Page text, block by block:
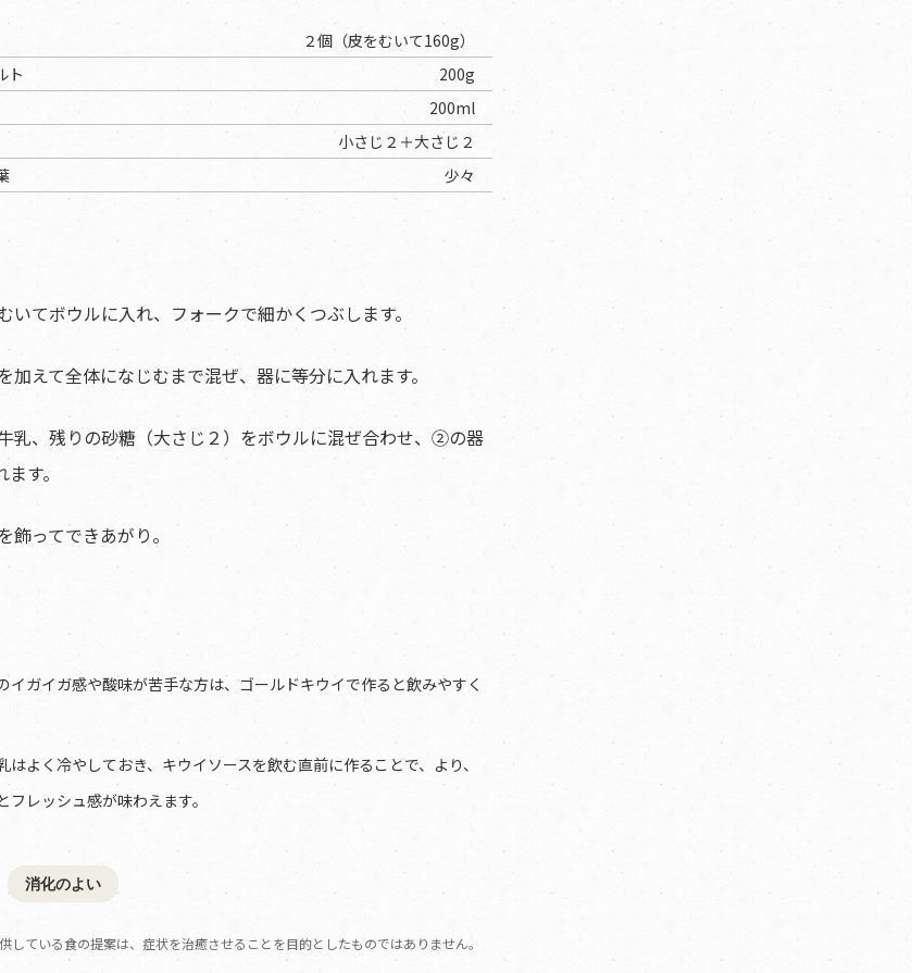
２個（皮をむいて160g）
ト
200g
200ml
小さじ２＋大さじ２
少々
てボウルに入れ、フォークで細かくつぶします。
えて全体になじむまで混ぜ、器に等分に入れます。
乳、残りの砂糖（大さじ２）をボウルに混ぜ合わせ、②の器
す。
ってできあがり。
イガイガ感や酸味が苦手な方は、ゴールドキウイで作ると飲みやすく
はよく冷やしておき、キウイソースを飲む直前に作ることで、より、
フレッシュ感が味わえます。
消化のよい
している食の提案は、症状を治癒させることを目的としたものではありません。